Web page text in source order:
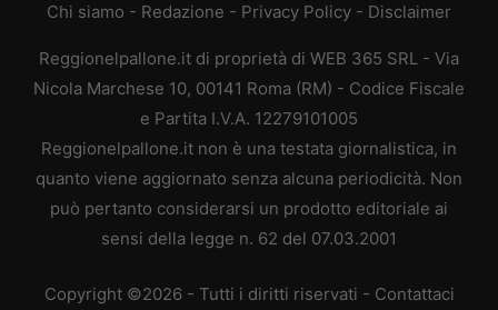
Chi siamo - Redazione - Privacy Policy - Disclaimer
Reggionelpallone.it di proprietà di WEB 365 SRL - Via
Nicola Marchese 10, 00141 Roma (RM) - Codice Fiscale
e Partita I.V.A. 12279101005
Reggionelpallone.it non è una testata giornalistica, in
quanto viene aggiornato senza alcuna periodicità. Non
può pertanto considerarsi un prodotto editoriale ai
sensi della legge n. 62 del 07.03.2001
Copyright ©2026 - Tutti i diritti riservati - Contattaci